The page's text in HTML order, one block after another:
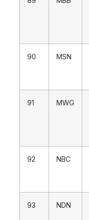
90 MSN
91 MWG
92 NBC
93 NDN